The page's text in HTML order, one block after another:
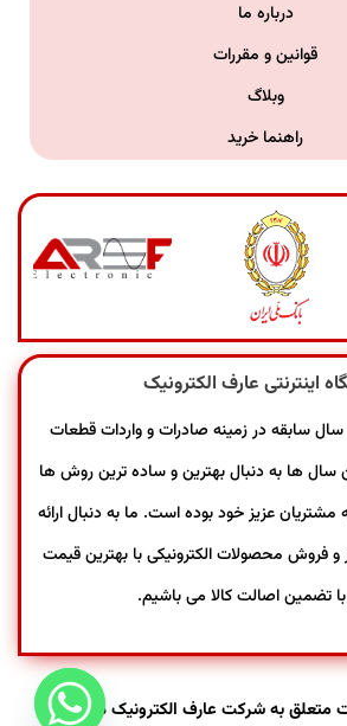
درباره ما
قوانین و مقررات
وبلاگ
راهنما خرید
اینترنتی عارف الکترونیک
عارف الکترونیک با ۴۰ سال سابقه در زمینه صادرات و واردات قطعات
سال ها به دنبال بهترین و ساده ترین روش ها
مشتریان عزیز خود بوده است. ما به دنبال ارائه
فروش محصولات الکترونیکی با بهترین قیمت
با تضمین اصالت کالا می باشیم.
متعلق به شرکت عارف الکترونیک می باشد. |